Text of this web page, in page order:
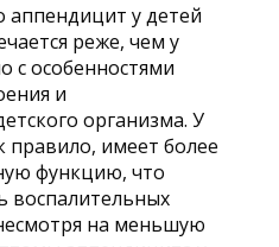
у детей
реже, чем у
с особенностями
и
организма. У
правило, имеет более
функцию, что
воспалительных
на меньшую